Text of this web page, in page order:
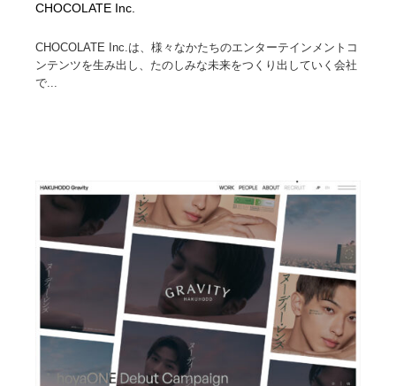
CHOCOLATE Inc.
CHOCOLATE Inc.は、様々なかたちのエンターテインメントコ
ンテンツを生み出し、たのしみな未来をつくり出していく会社
で...